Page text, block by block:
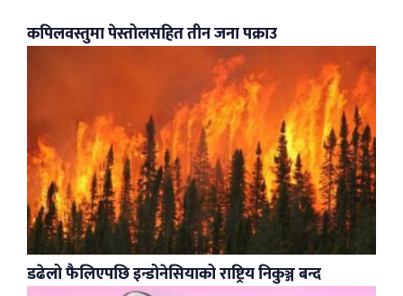
कपिलवस्तुमा पेस्तोलसहित तीन जना पक्राउ
डढेलो फैलिएपछि इन्डोनेसियाको राष्ट्रिय निकुञ्ज बन्द